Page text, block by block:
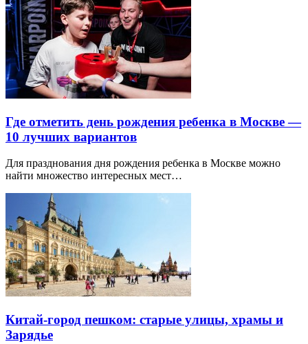
Где отметить день рождения ребенка в Москве —
10 лучших вариантов
Для празднования дня рождения ребенка в Москве можно
найти множество интересных мест…
Китай-город пешком: старые улицы, храмы и
Зарядье